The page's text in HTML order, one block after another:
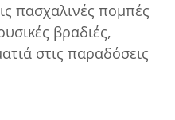
πασχαλινές πομπές
βραδιές,
στις παραδόσεις